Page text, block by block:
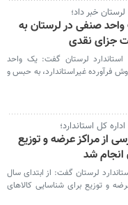
خبر داد؛
صنفی در لرستان به
جزای نقدی
استاندارد لرستان گفت: یک واحد
فرآورده غیراستاندارد، به حبس و
کل استاندارد؛
از مراکز عرضه و توزیع
انجام شد
لرستان گفت: از ابتدای سال
مراکز عرضه و توزیع برای شناسایی کالاهای